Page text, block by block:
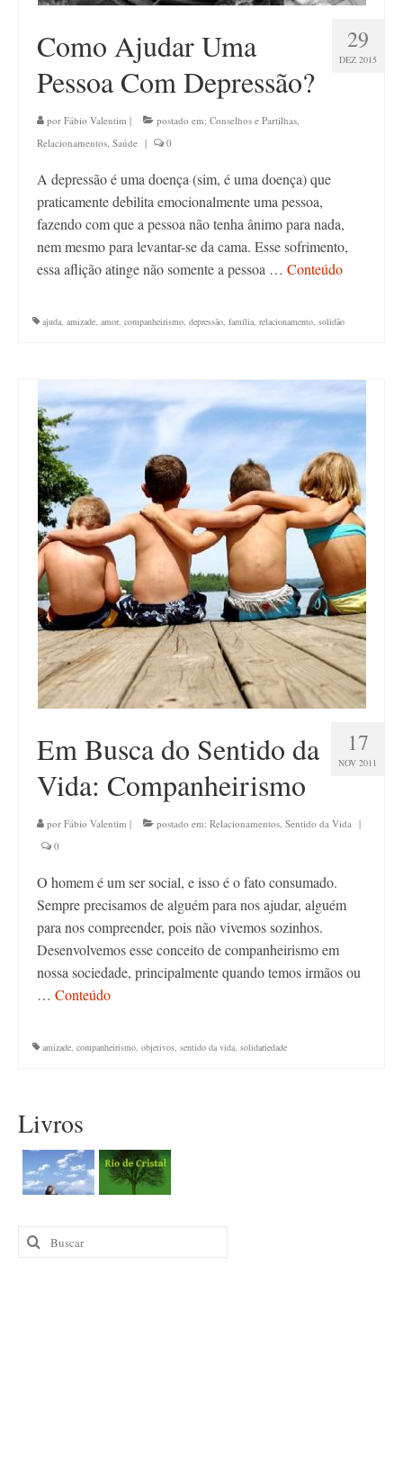
29
DEZ 2015
Como Ajudar Uma
Pessoa Com Depressão?
por Fábio Valentim | postado em: Conselhos e Partilhas,
Relacionamentos, Saúde | 0
A depressão é uma doença (sim, é uma doença) que
praticamente debilita emocionalmente uma pessoa,
fazendo com que a pessoa não tenha ânimo para nada,
nem mesmo para levantar-se da cama. Esse sofrimento,
essa aflição atinge não somente a pessoa … Conteúdo
ajuda, amizade, amor, companheirismo, depressão, família, relacionamento, solidão
17
NOV 2011
Em Busca do Sentido da
Vida: Companheirismo
por Fábio Valentim | postado em: Relacionamentos, Sentido da Vida |
0
O homem é um ser social, e isso é o fato consumado.
Sempre precisamos de alguém para nos ajudar, alguém
para nos compreender, pois não vivemos sozinhos.
Desenvolvemos esse conceito de companheirismo em
nossa sociedade, principalmente quando temos irmãos ou
… Conteúdo
amizade, companheirismo, objetivos, sentido da vida, solidariedade
Livros
Buscar
por: